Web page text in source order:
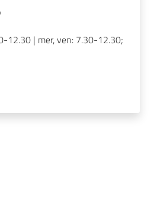
12.30 | mer, ven: 7.30-12.30;